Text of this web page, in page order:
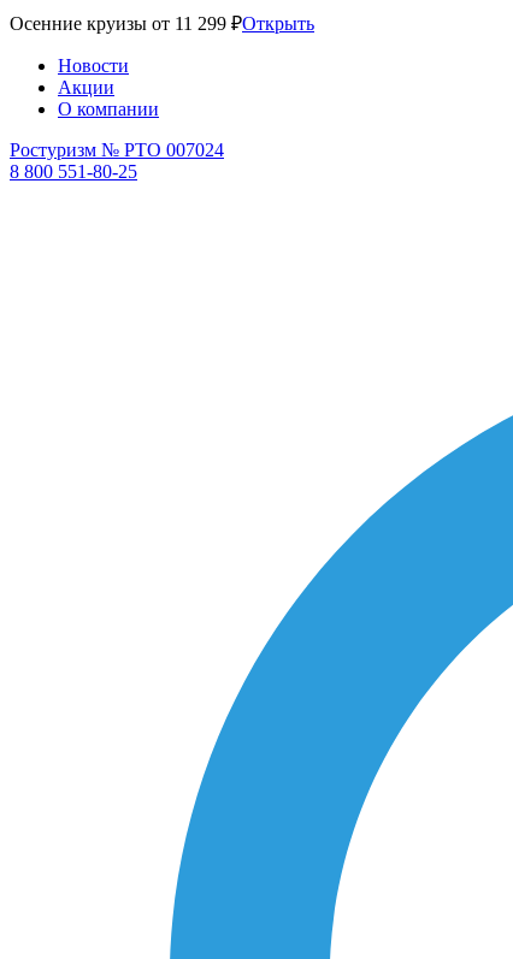
Осенние круизы от 11 299 ₽Открыть
Новости
Акции
О компании
Ростуризм № РТО 007024
8 800 551-80-25